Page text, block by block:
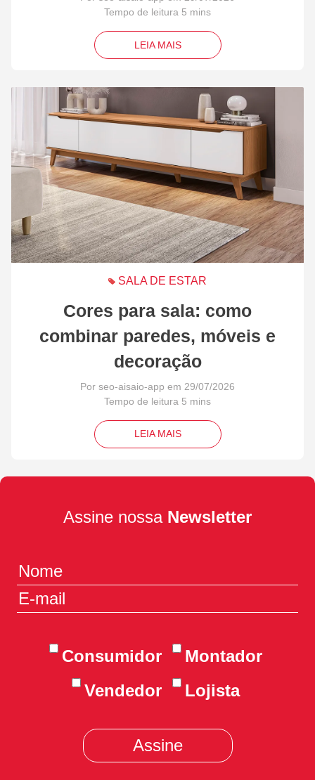
LEIA MAIS
SALA DE ESTAR
Cores para sala: como
combinar paredes, móveis e
decoração
Por seo-aisaio-app em 29/07/2026
LEIA MAIS
Assine nossa Newsletter
Consumidor
Montador
Vendedor
Lojista